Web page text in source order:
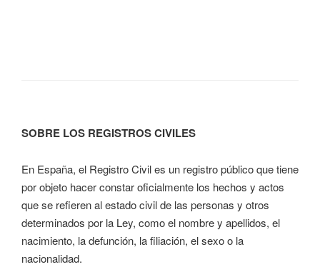
SOBRE LOS REGISTROS CIVILES
En España, el Registro Civil es un registro público que tiene
por objeto hacer constar oficialmente los hechos y actos
que se refieren al estado civil de las personas y otros
determinados por la Ley, como el nombre y apellidos, el
nacimiento, la defunción, la filiación, el sexo o la
nacionalidad.